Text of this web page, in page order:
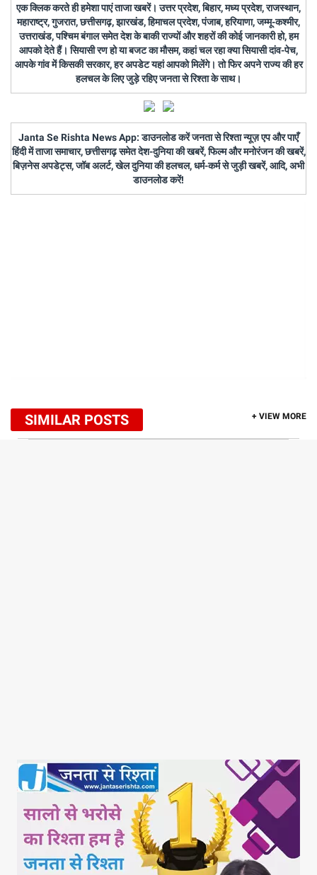
एक क्लिक करते ही हमेशा पाएं ताजा खबरें। उत्तर प्रदेश, बिहार, मध्य प्रदेश, राजस्थान,
महाराष्ट्र, गुजरात, छत्तीसगढ़, झारखंड, हिमाचल प्रदेश, पंजाब, हरियाणा, जम्मू-कश्मीर,
उत्तराखंड, पश्चिम बंगाल समेत देश के बाकी राज्यों और शहरों की कोई जानकारी हो, हम
आपको देते हैं। सियासी रण हो या बजट का मौसम, कहां चल रहा क्या सियासी दांव-पेच,
आपके गांव में किसकी सरकार, हर अपडेट यहां आपको मिलेंगे। तो फिर अपने राज्य की हर
हलचल के लिए जुड़े रहिए जनता से रिश्ता के साथ।
Janta Se Rishta News App: डाउनलोड करें जनता से रिश्ता न्यूज़ एप और पाएँ
हिंदी में ताजा समाचार, छत्तीसगढ़ समेत देश-दुनिया की खबरें, फिल्म और मनोरंजन की खबरें,
बिज़नेस अपडेट्स, जॉब अलर्ट, खेल दुनिया की हलचल, धर्म-कर्म से जुड़ी खबरें, आदि, अभी
डाउनलोड करें!
SIMILAR POSTS + VIEW MORE